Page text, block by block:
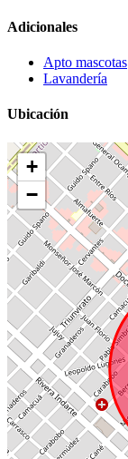
Adicionales
Apto mascotas
Lavandería
Ubicación
+
−